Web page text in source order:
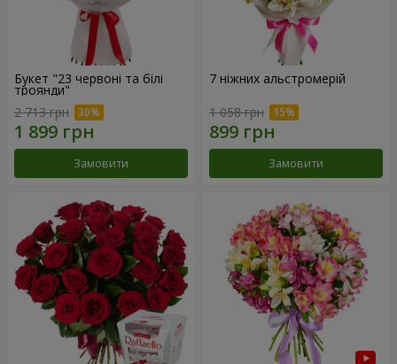
Букет "23 червоні та білі
троянди"
2 713 грн
Замовити
7 ніжних альстромерій
1 058 грн
Замовити